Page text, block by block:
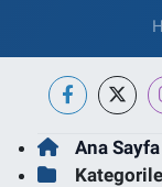
Ana Sayfa